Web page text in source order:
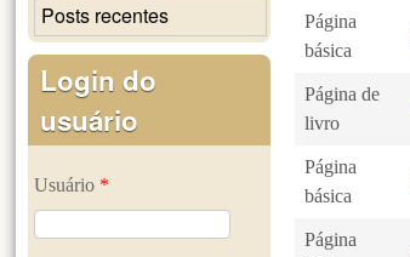
Página
básica
Página de
livro
Página
básica
Página
Posts recentes
Login do
usuário
Usuário *